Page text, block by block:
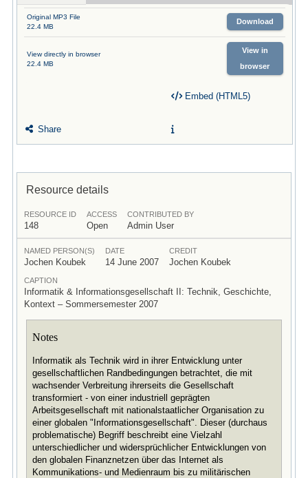
Original MP3 File
22.4 MB
Download
View directly in browser
22.4 MB
View in
browser
Share
Embed (HTML5)
Resource details
RESOURCE ID
148
ACCESS
Open
CONTRIBUTED BY
Admin User
NAMED PERSON(S)
Jochen Koubek
DATE
14 June 2007
CREDIT
Jochen Koubek
CAPTION
Informatik & Informationsgesellschaft II: Technik, Geschichte,
Kontext – Sommersemester 2007
Notes
Informatik als Technik wird in ihrer Entwicklung unter
gesellschaftlichen Randbedingungen betrachtet, die mit
wachsender Verbreitung ihrerseits die Gesellschaft
transformiert - von einer industriell geprägten
Arbeitsgesellschaft mit nationalstaatlicher Organisation zu
einer globalen "Informationsgesellschaft". Dieser (durchaus
problematische) Begriff beschreibt eine Vielzahl
unterschiedlicher und widersprüchlicher Entwicklungen von
den globalen Finanznetzen über das Internet als
Kommunikations- und Medienraum bis zu militärischen